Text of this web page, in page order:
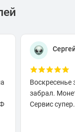
Воскресенье
забрал.
Сервис